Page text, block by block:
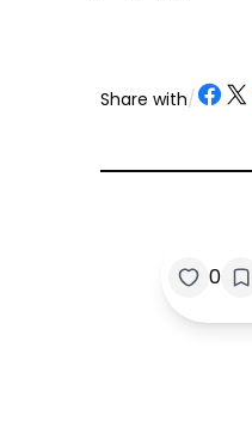
Share with/ Share on
Share on X
0